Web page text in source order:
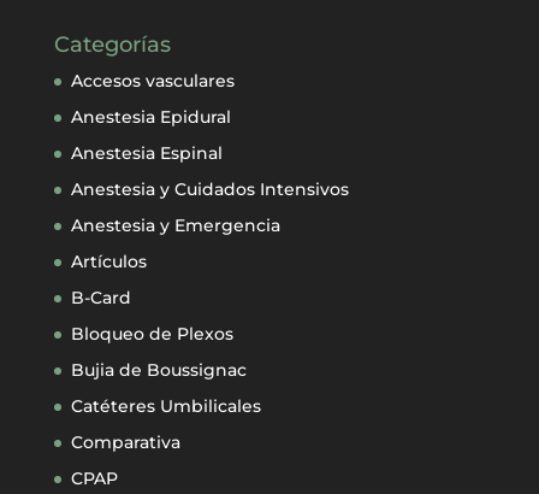
Categorías
Accesos vasculares
Anestesia Epidural
Anestesia Espinal
Anestesia y Cuidados Intensivos
Anestesia y Emergencia
Artículos
B-Card
Bloqueo de Plexos
Bujia de Boussignac
Catéteres Umbilicales
Comparativa
CPAP